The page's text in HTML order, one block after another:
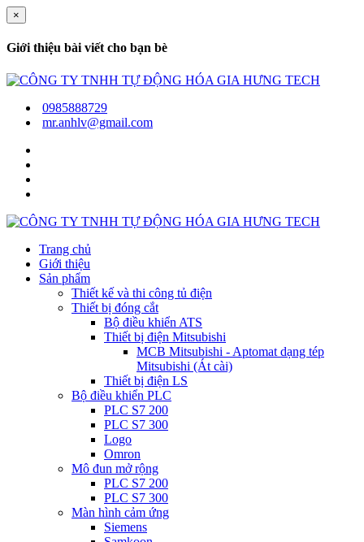
×
Giới thiệu bài viết cho bạn bè
0985888729
mr.anhlv@gmail.com
Trang chủ
Giới thiệu
Sản phẩm
Thiết kế và thi công tủ điện
Thiết bị đóng cắt
Bộ điều khiển ATS
Thiết bị điện Mitsubishi
MCB Mitsubishi - Aptomat dạng tép
Mitsubishi (Át cài)
Thiết bị điện LS
Bộ điều khiển PLC
PLC S7 200
PLC S7 300
Logo
Omron
Mô đun mở rộng
PLC S7 200
PLC S7 300
Màn hình cảm ứng
Siemens